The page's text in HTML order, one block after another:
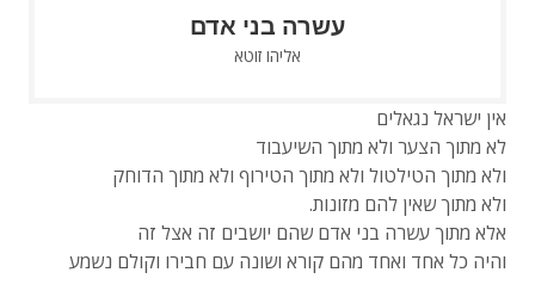
עשרה בני אדם
אליהו זוטא
אין ישראל נגאלים
לא מתוך הצער ולא מתוך השיעבוד
ולא מתוך הטילטול ולא מתוך הטירוף ולא מתוך הדוחק
ולא מתוך שאין להם מזונות.
אלא מתוך עשרה בני אדם שהם יושבים זה אצל זה
והיה כל אחד ואחד מהם קורא ושונה עם חבירו וקולם נשמע